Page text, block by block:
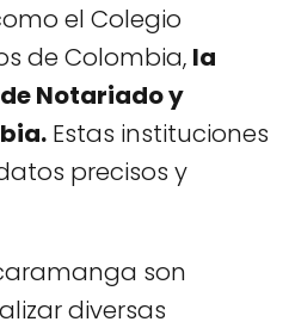
el Colegio
de Colombia, la
Notariado y
Estas instituciones
precisos y
son
diversas